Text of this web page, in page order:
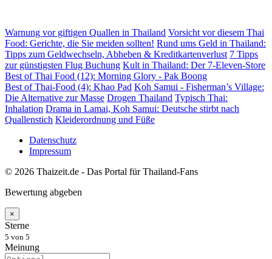
Warnung vor giftigen Quallen in Thailand Vorsicht vor diesem Thai
Food: Gerichte, die Sie meiden sollten! Rund ums Geld in Thailand:
Tipps zum Geldwechseln, Abheben & Kreditkartenverlust 7 Tipps
zur günstigsten Flug Buchung Kult in Thailand: Der 7-Eleven-Store
Best of Thai Food (12): Morning Glory - Pak Boong
Best of Thai-Food (4): Khao Pad Koh Samui - Fisherman’s Village:
Die Alternative zur Masse Drogen Thailand Typisch Thai:
Inhalation Drama in Lamai, Koh Samui: Deutsche stirbt nach
Quallenstich Kleiderordnung und Füße
Datenschutz
Impressum
© 2026 Thaizeit.de - Das Portal für Thailand-Fans
Bewertung abgeben
×
Sterne
5 von 5
Meinung